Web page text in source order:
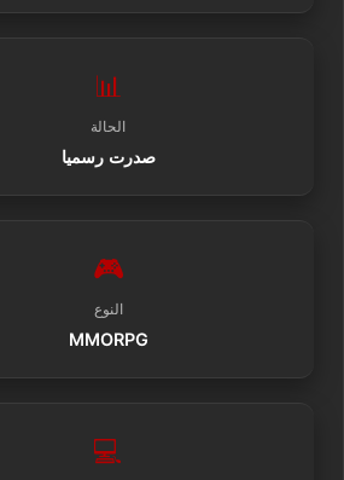
📊
الحالة
صدرت رسميا
🎮
النوع
MMORPG
💻